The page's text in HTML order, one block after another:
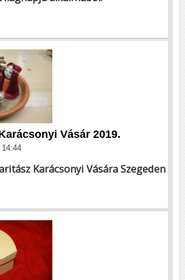
Vásár 2019.
14:44
Karácsonyi Vására Szegeden